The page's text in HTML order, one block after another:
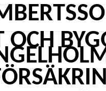
OCH